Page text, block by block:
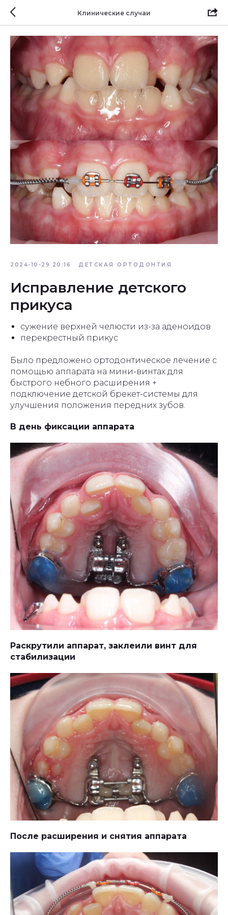
Клинические случаи
2024-10-29 20:16 ДЕТСКАЯ ОРТОДОНТИЯ
Исправление детского
прикуса
сужение верхней челюсти из-за аденоидов
перекрестный прикус
Было предложено ортодонтическое лечение с
помощью аппарата на мини-винтах для
быстрого небного расширения +
подключение детской брекет-системы для
улучшения положения передних зубов.
В день фиксации аппарата
Раскрутили аппарат, заклеили винт для
стабилизации
После расширения и снятия аппарата